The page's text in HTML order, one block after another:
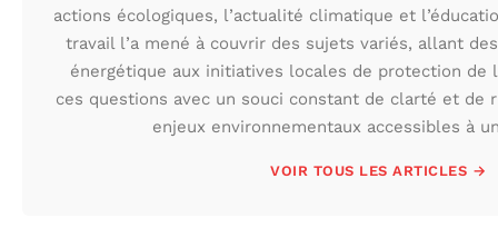
actions écologiques, l’actualité climatique et
travail l’a mené à couvrir des sujets variés, allant
énergétique aux initiatives locales de protection de
ces questions avec un souci constant de clarté et de
enjeux environnementaux accessibles à
VOIR TOUS LES ARTICLES →